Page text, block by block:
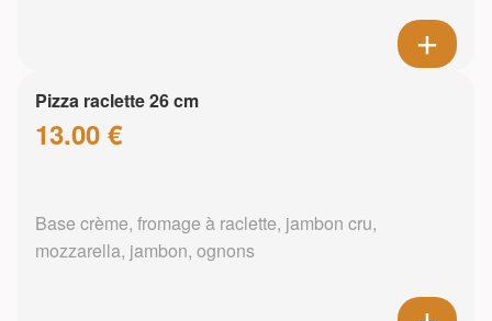
Pizza raclette 26 cm
13.00 €
Base crème, fromage à raclette, jambon cru,
mozzarella, jambon, ognons